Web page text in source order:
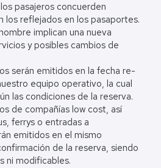
pasajeros concuerden
los reflejados en los pasaportes.
implican una nueva
y posibles cambios de
serán emitidos en la fecha re-
equipo operativo, la cual
las condiciones de la reserva.
de compañías low cost, así
ferrys o entradas a
emitidos en el mismo
de la reserva, siendo
ni modificables.